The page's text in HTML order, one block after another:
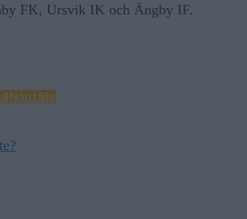
FK, Ursvik IK och Ängby IF.
Norrtälje